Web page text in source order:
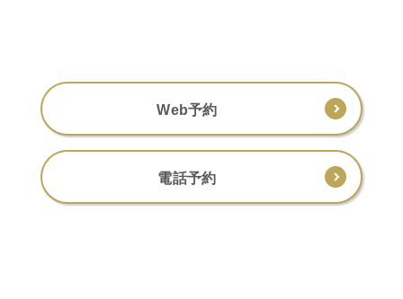
Web予約
電話予約